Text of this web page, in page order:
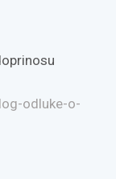
odluke-o-